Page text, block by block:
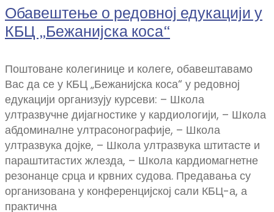
Обавештење о редовној едукацији у
КБЦ „Бежанијска коса“
Поштоване колегинице и колеге, обавештавамо
Вас да се у КБЦ „Бежанијска коса“ у редовној
едукацији организују курсеви: – Школа
ултразвучне дијагностике у кардиологији, – Школа
абдоминалне ултрасонографије, – Школа
ултразвука дојке, – Школа ултразвука штитасте и
параштитастих жлезда, – Школа кардиомагнетне
резонанце срца и крвних судова. Предавања су
организована у конференцијској сали КБЦ-а, а
практична